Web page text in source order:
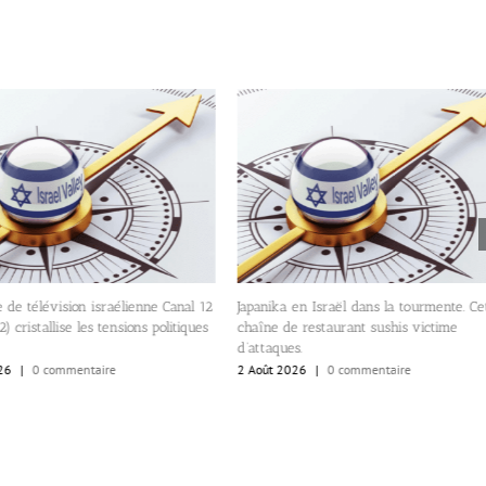
de télévision israélienne Canal 12
cristallise les tensions politiques
| 0 commentaire
Japanika en Israël dans la tourmente.
chaîne de restaurant sushis victime
d’attaques.
2 Août 2026 | 0 commentaire